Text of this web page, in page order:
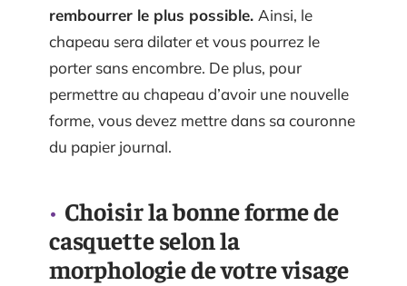
rembourrer le plus possible. Ainsi, le
chapeau sera dilater et vous pourrez le
porter sans encombre. De plus, pour
permettre au chapeau d’avoir une nouvelle
forme, vous devez mettre dans sa couronne
du papier journal.
Choisir la bonne forme de
casquette selon la
morphologie de votre visage